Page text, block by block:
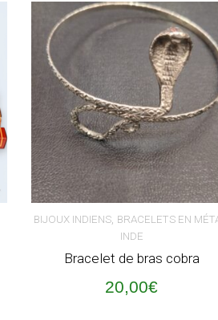
BIJOUX INDIENS, BRACELETS EN
INDE
Bracelet de bras cobra
20,00€